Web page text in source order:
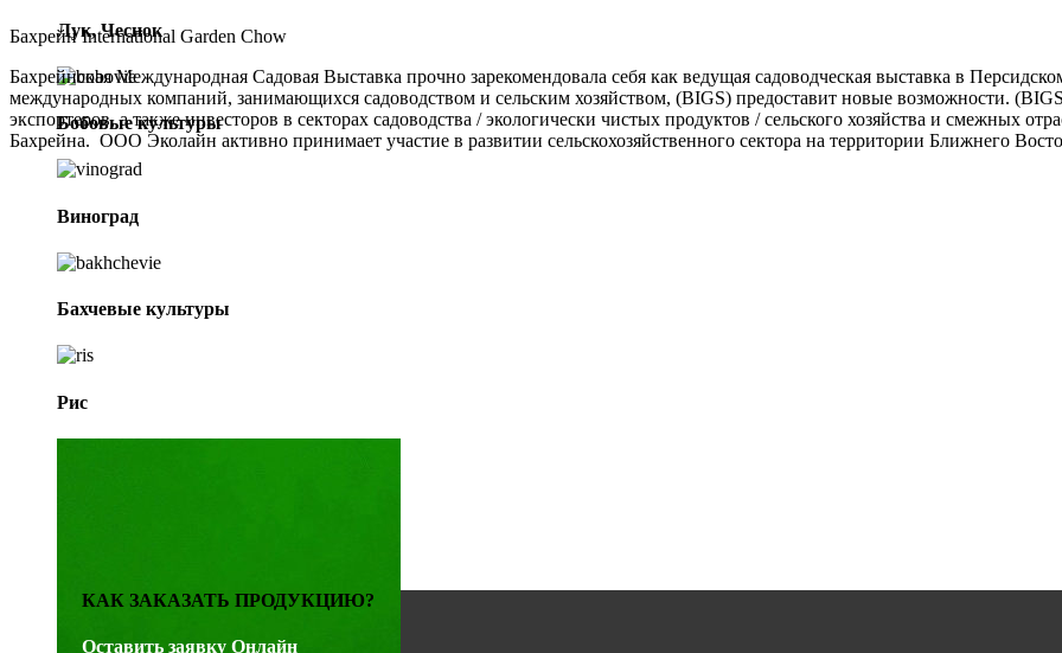
Лук, Чеснок
Бобовые культуры
Виноград
Бахчевые культуры
Рис
Бахрейн International Garden Chow
Бахрейнская Международная Садовая Выставка прочно зарекомендовала себя как ведущая садоводческая выставка в
международных компаний, занимающихся садоводством и сельским хозяйством, (BIGS) предоставит новые возможности.
экспортеров, а также инвесторов в секторах садоводства / экологически чистых продуктов / сельского хозяйства и смежных
Бахрейна. ООО Эколайн активно принимает участие в развитии сельскохозяйственного сектора на территории Ближнего
КАК ЗАКАЗАТЬ ПРОДУКЦИЮ?
Оставить заявку Онлайн